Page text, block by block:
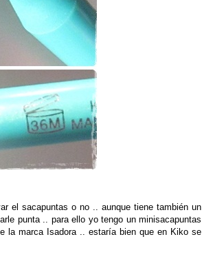
el sacapuntas o no .. aunque tiene también un
punta .. para ello yo tengo un minisacapuntas
la marca Isadora .. estaría bien que en Kiko se